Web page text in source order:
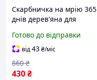
Скарбничка на мрію 365
днів дерев'яна для
цифрами,скарбничка на
рік більша,
Готово до відправки
від43₴/міс
430₴
860 ₴